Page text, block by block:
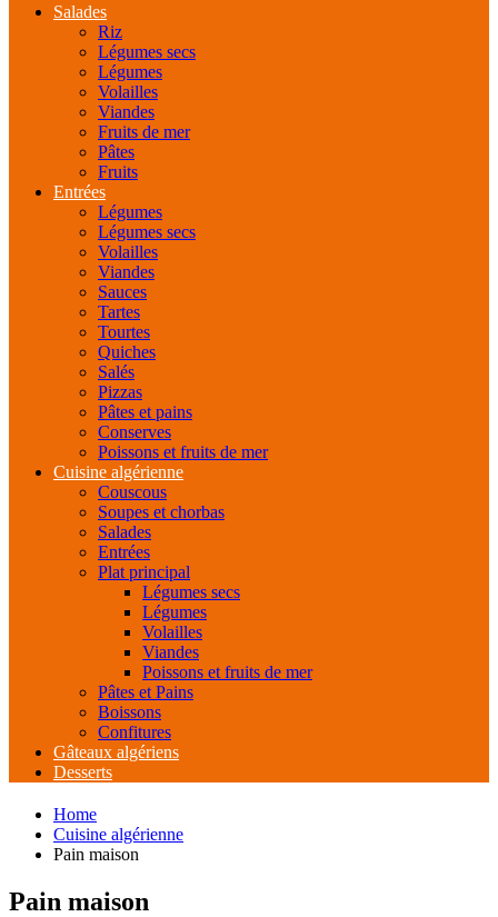
Salades
Riz
Légumes secs
Légumes
Volailles
Viandes
Fruits de mer
Pâtes
Fruits
Entrées
Légumes
Légumes secs
Volailles
Viandes
Sauces
Tartes
Tourtes
Quiches
Salés
Pizzas
Pâtes et pains
Conserves
Poissons et fruits de mer
Cuisine algérienne
Couscous
Soupes et chorbas
Salades
Entrées
Plat principal
Légumes secs
Légumes
Volailles
Viandes
Poissons et fruits de mer
Pâtes et Pains
Boissons
Confitures
Gâteaux algériens
Desserts
Home
Cuisine algérienne
Pain maison
Pain maison